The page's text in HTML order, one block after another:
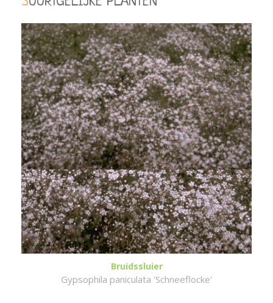
Bruidssluier
Gypsophila paniculata 'Schneeflocke'